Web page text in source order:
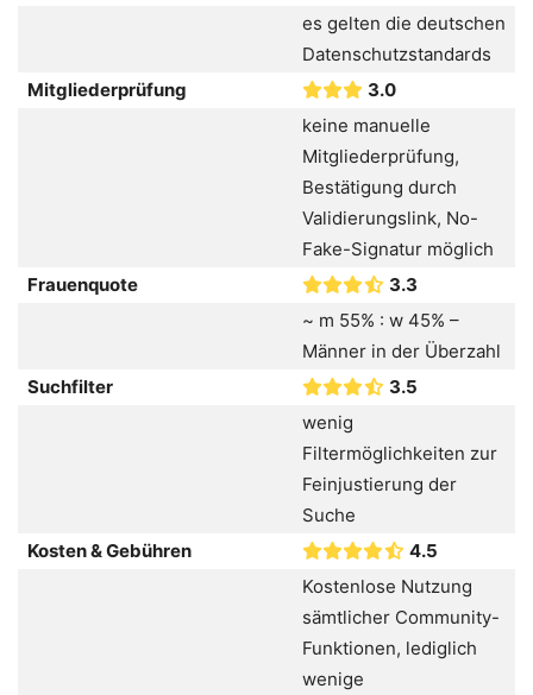
es gelten die deutschen
Datenschutzstandards
Mitgliederprüfung
3.0
keine manuelle
Mitgliederprüfung,
Bestätigung durch
Validierungslink, No-
Fake-Signatur möglich
Frauenquote
3.3
~ m 55% : w 45% –
Männer in der Überzahl
Suchfilter
3.5
wenig
Filtermöglichkeiten zur
Feinjustierung der
Suche
Kosten & Gebühren
4.5
Kostenlose Nutzung
sämtlicher Community-
Funktionen, lediglich
wenige